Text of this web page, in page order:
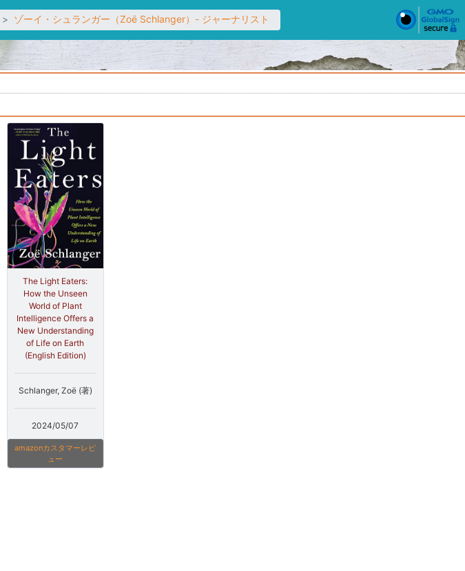
ゾーイ・シュランガー（Zoë Schlanger）- ジャーナリスト
The Light Eaters:
How the Unseen
World of Plant
Intelligence Offers a
New Understanding
of Life on Earth
(English Edition)
Schlanger, Zoë (著)
2024/05/07
amazonカスタマーレビ
ュー